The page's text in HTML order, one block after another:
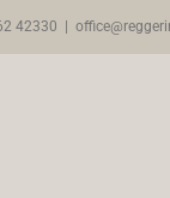
42330